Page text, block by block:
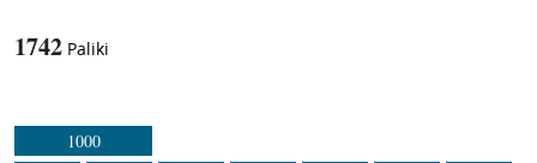
1742 Paliki
1000